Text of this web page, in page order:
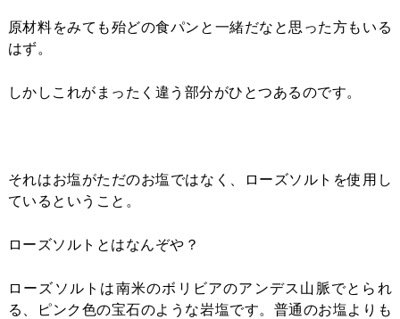
原材料をみても殆どの食パンと一緒だなと思った方もいる
はず。
しかしこれがまったく違う部分がひとつあるのです。
それはお塩がただのお塩ではなく、ローズソルトを使用し
ているということ。
ローズソルトとはなんぞや？
ローズソルトは南米のボリビアのアンデス山脈でとられ
る、ピンク色の宝石のような岩塩です。普通のお塩よりも